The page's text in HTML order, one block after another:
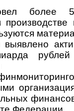
более
рублей